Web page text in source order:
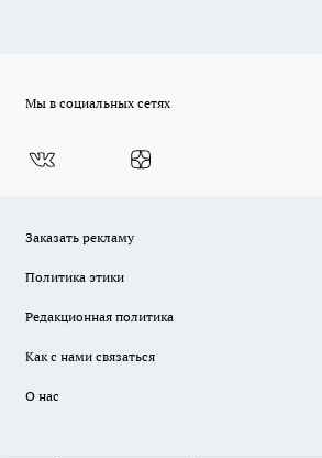
Мы в социальных сетях
Заказать рекламу
Политика этики
Редакционная политика
Как с нами связаться
О нас